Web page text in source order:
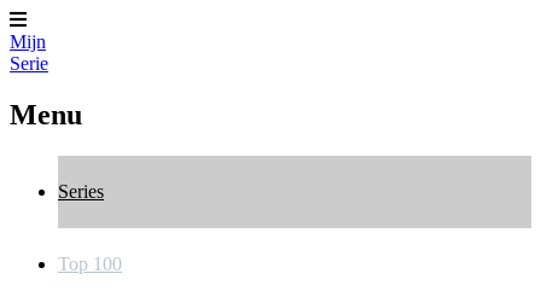
Mijn
Serie
Menu
Series
Top 100